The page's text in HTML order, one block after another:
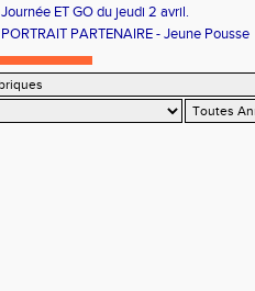
Journée ET GO du jeudi 2 avril.
PORTRAIT PARTENAIRE - Jeune Pousse